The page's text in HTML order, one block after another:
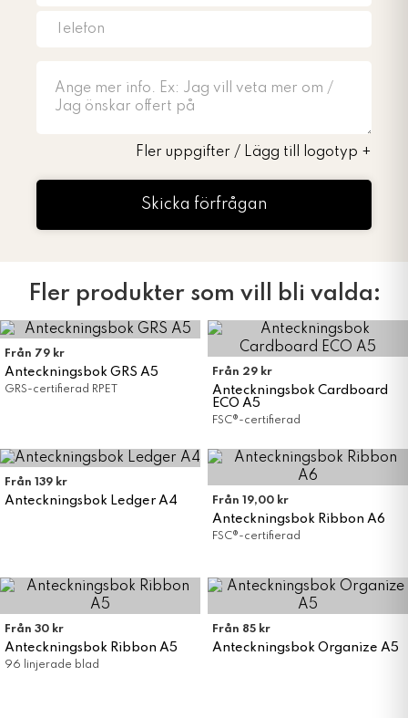
Fler uppgifter / Lägg till logotyp +
Skicka förfrågan
Fler produkter som vill bli valda:
Från 79 kr
Anteckningsbok GRS A5
GRS-certifierad RPET
Från 29 kr
Anteckningsbok Cardboard
ECO A5
FSC®-certifierad
Från 139 kr
Anteckningsbok Ledger A4 Från 19,00 kr
Anteckningsbok Ribbon A6
FSC®-certifierad
Från 30 kr
Anteckningsbok Ribbon A5
96 linjerade blad
Från 85 kr
Anteckningsbok Organize A5